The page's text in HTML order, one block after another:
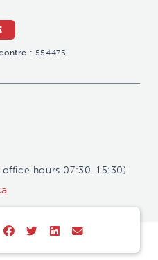
: 554475
hours 07:30-15:30)